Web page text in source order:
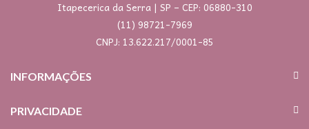
Itapecerica da Serra | SP – CEP: 06880-310
(11) 98721-7969
CNPJ: 13.622.217/0001-85
INFORMAÇÕES
PRIVACIDADE